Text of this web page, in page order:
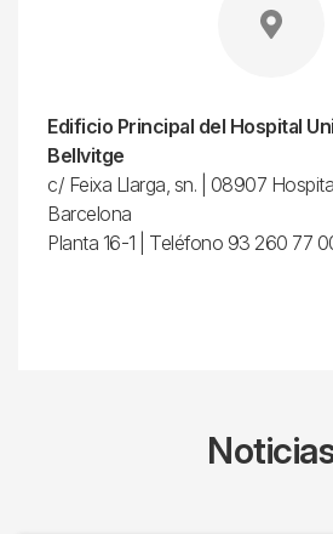
Edificio Principal del Hospital
Bellvitge
c/ Feixa Llarga, sn. | 08907
Barcelona
Planta 16-1 | Teléfono 93 260 77